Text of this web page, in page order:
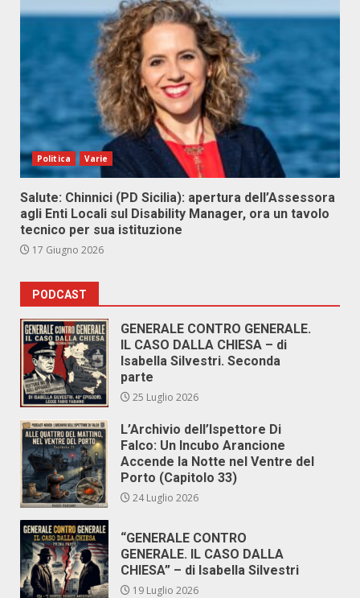
Politica Varie
Salute: Chinnici (PD Sicilia): apertura dell’Assessora
agli Enti Locali sul Disability Manager, ora un tavolo
tecnico per sua istituzione
17 Giugno 2026
PODCAST
GENERALE CONTRO GENERALE.
IL CASO DALLA CHIESA – di
Isabella Silvestri. Seconda
parte
25 Luglio 2026
L’Archivio dell’Ispettore Di
Falco: Un Incubo Arancione
Accende la Notte nel Ventre del
Porto (Capitolo 33)
24 Luglio 2026
“GENERALE CONTRO
GENERALE. IL CASO DALLA
CHIESA” – di Isabella Silvestri
19 Luglio 2026